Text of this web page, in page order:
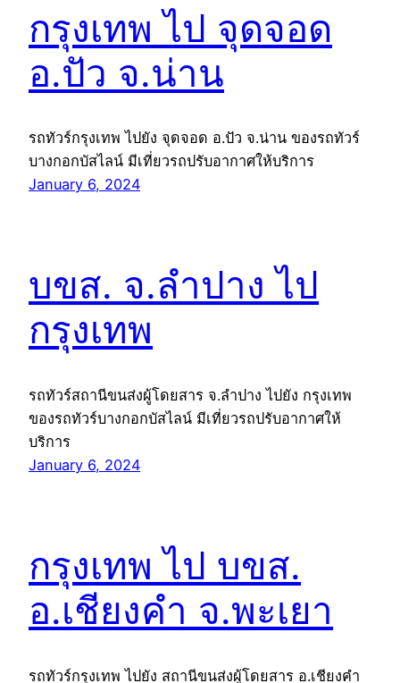
กรุงเทพ ไป จุดจอด
อ.ปัว จ.น่าน
รถทัวร์กรุงเทพ ไปยัง จุดจอด อ.ปัว จ.น่าน ของรถทัวร์
บางกอกบัสไลน์ มีเที่ยวรถปรับอากาศให้บริการ
January 6, 2024
บขส. จ.ลำปาง ไป
กรุงเทพ
รถทัวร์สถานีขนส่งผู้โดยสาร จ.ลำปาง ไปยัง กรุงเทพ
ของรถทัวร์บางกอกบัสไลน์ มีเที่ยวรถปรับอากาศให้
บริการ
January 6, 2024
กรุงเทพ ไป บขส.
อ.เชียงคำ จ.พะเยา
รถทัวร์กรุงเทพ ไปยัง สถานีขนส่งผู้โดยสาร อ.เชียงคำ